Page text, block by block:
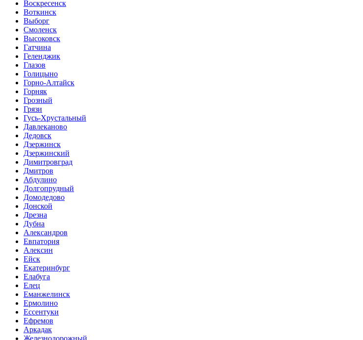
Воскресенск
Воткинск
Выборг
Смоленск
Высоковск
Гатчина
Геленджик
Глазов
Голицыно
Горно-Алтайск
Горняк
Грозный
Грязи
Гусь-Хрустальный
Давлеканово
Дедовск
Дзержинск
Дзержинский
Димитровград
Дмитров
Абдулино
Долгопрудный
Домодедово
Донской
Дрезна
Дубна
Александров
Евпатория
Алексин
Ейск
Екатеринбург
Елабуга
Елец
Еманжелинск
Ермолино
Ессентуки
Ефремов
Аркадак
Железнодорожный